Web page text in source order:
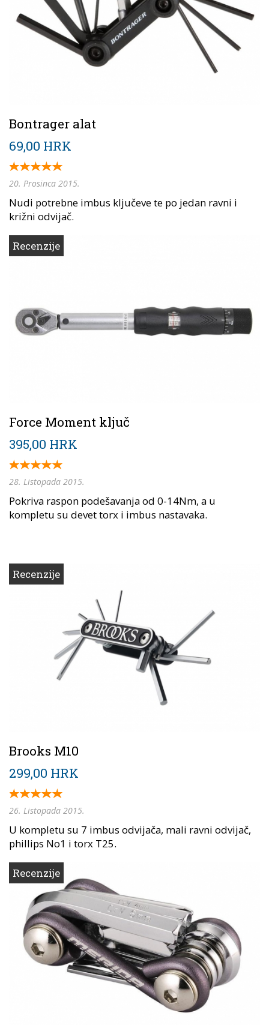
Bontrager alat
69,00 HRK
20. Prosinca 2015.
Nudi potrebne imbus ključeve te po jedan ravni i
križni odvijač.
Recenzije
Force Moment ključ
395,00 HRK
28. Listopada 2015.
Pokriva raspon podešavanja od 0-14Nm, a u
kompletu su devet torx i imbus nastavaka.
Recenzije
Brooks M10
299,00 HRK
26. Listopada 2015.
U kompletu su 7 imbus odvijača, mali ravni odvijač,
phillips No1 i torx T25.
Recenzije